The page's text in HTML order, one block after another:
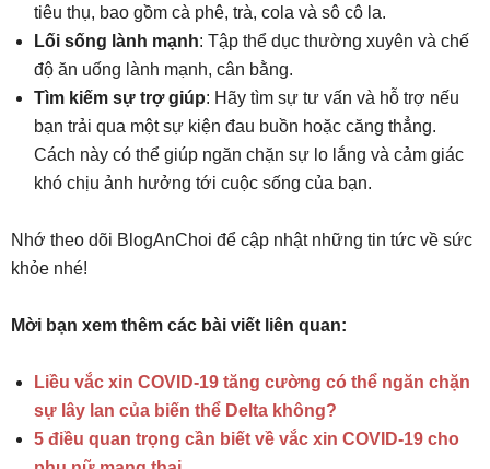
tiêu thụ, bao gồm cà phê, trà, cola và sô cô la.
Lối sống lành mạnh: Tập thể dục thường xuyên và chế
độ ăn uống lành mạnh, cân bằng.
Tìm kiếm sự trợ giúp: Hãy tìm sự tư vấn và hỗ trợ nếu
bạn trải qua một sự kiện đau buồn hoặc căng thẳng.
Cách này có thể giúp ngăn chặn sự lo lắng và cảm giác
khó chịu ảnh hưởng tới cuộc sống của bạn.
Nhớ theo dõi BlogAnChoi để cập nhật những tin tức về sức
khỏe nhé!
Mời bạn xem thêm các bài viết liên quan:
Liều vắc xin COVID-19 tăng cường có thể ngăn chặn
sự lây lan của biến thể Delta không?
5 điều quan trọng cần biết về vắc xin COVID-19 cho